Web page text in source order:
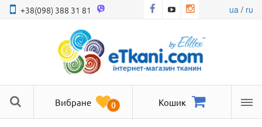
+38(098) 388 31 81 ua/ ru
Вибране 0 Кошик